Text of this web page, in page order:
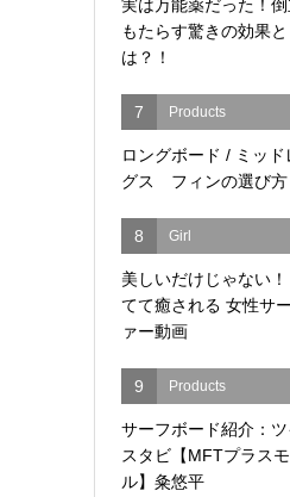
実は万能薬だった！
もたらす驚きの効果と
は？！
7 Products
ロングボード / ミッド
グス フィンの選び方
8 Girl
美しいだけじゃない！
てて癒される 女性サ
ァー動画
9 Products
サーフボード紹介：
スタビ【MFTプラス
ル】粂悠平